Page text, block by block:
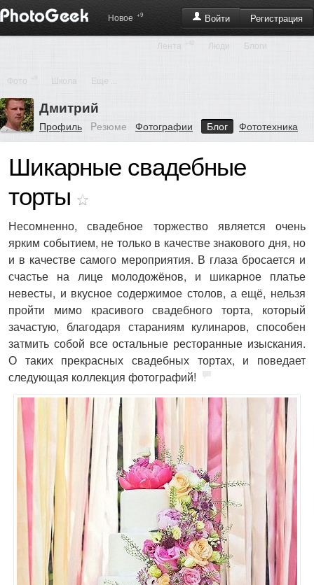
Войти Регистрация
Новое +9
Лента +42 Люди Блоги
Фото +9 Школа Еще ...
Дмитрий
Профиль Pезюме Фотографии Блог Фототехника
Шикарные свадебные
торты
Несомненно, свадебное торжество является очень
ярким событием, не только в качестве знакового дня, но
и в качестве самого мероприятия. В глаза бросается и
счастье на лице молодожёнов, и шикарное платье
невесты, и вкусное содержимое столов, а ещё, нельзя
пройти мимо красивого свадебного торта, который
зачастую, благодаря стараниям кулинаров, способен
затмить собой все остальные ресторанные изыскания.
О таких прекрасных свадебных тортах, и поведает
следующая коллекция фотографий!